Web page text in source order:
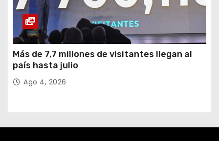
Más de 7,7 millones de visitantes llegan al
país hasta julio
Ago 4, 2026